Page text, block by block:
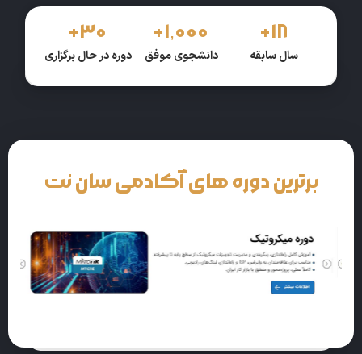
سال سابقه
18
+
دانشجوی موفق
1,000
+
دوره در حال برگزاری
30
+
برترین دوره های آکادمی سان نت